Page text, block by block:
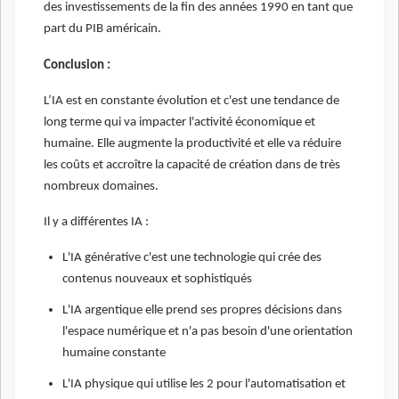
des investissements de la fin des années 1990 en tant que
part du PIB américain.
Conclusion :
L’IA est en constante évolution et c'est une tendance de
long terme qui va impacter l'activité économique et
humaine. Elle augmente la productivité et elle va réduire
les coûts et accroître la capacité de création dans de très
nombreux domaines.
Il y a différentes IA :
L'IA générative c'est une technologie qui crée des
contenus nouveaux et sophistiqués
L'IA argentique elle prend ses propres décisions dans
l'espace numérique et n'a pas besoin d'une orientation
humaine constante
L'IA physique qui utilise les 2 pour l'automatisation et